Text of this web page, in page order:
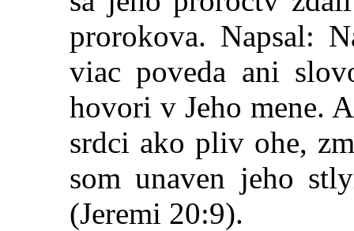
prorokova. Napsal:
viac poveda ani
hovori v Jeho mene.
srdci ako pliv ohe,
som unaven jeho
(Jeremi 20:9).